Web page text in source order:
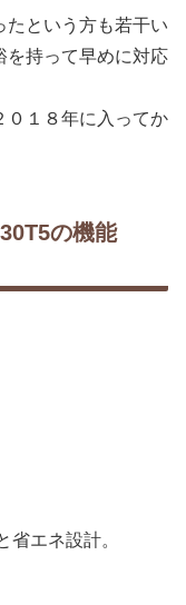
たという方も若干い
を持って早めに対応
０１８年に入ってか
の機能
省エネ設計。